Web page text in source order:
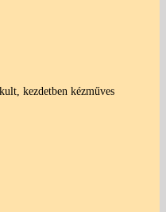
kezdetben kézműves